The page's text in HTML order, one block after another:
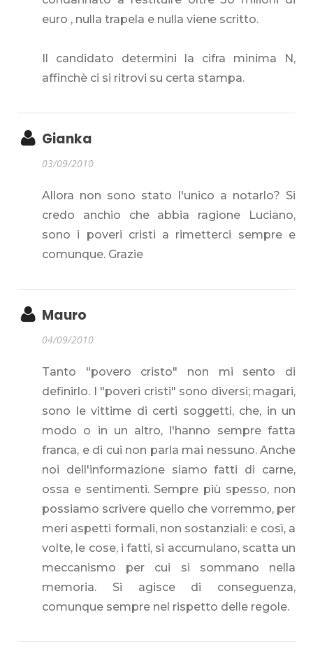
euro , nulla trapela e nulla viene scritto.
Il candidato determini la cifra minima N,
affinchè ci si ritrovi su certa stampa.
Gianka
03/09/2010
Allora non sono stato l'unico a notarlo? Si
credo anchio che abbia ragione Luciano,
sono i poveri cristi a rimetterci sempre e
comunque. Grazie
Mauro
04/09/2010
Tanto "povero cristo" non mi sento di
definirlo. I "poveri cristi" sono diversi; magari,
sono le vittime di certi soggetti, che, in un
modo o in un altro, l'hanno sempre fatta
franca, e di cui non parla mai nessuno. Anche
noi dell'informazione siamo fatti di carne,
ossa e sentimenti. Sempre più spesso, non
possiamo scrivere quello che vorremmo, per
meri aspetti formali, non sostanziali: e così, a
volte, le cose, i fatti, si accumulano, scatta un
meccanismo per cui si sommano nella
memoria. Si agisce di conseguenza,
comunque sempre nel rispetto delle regole.